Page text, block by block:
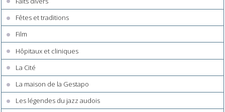
Fêtes et traditions
Film
Hôpitaux et cliniques
La Cité
La maison de la Gestapo
Les légendes du jazz audois